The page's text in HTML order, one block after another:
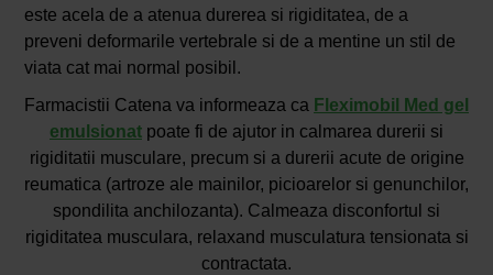
este acela de a atenua durerea si rigiditatea, de a
preveni deformarile vertebrale si de a mentine un stil de
viata cat mai normal posibil.
Farmacistii Catena va informeaza ca Fleximobil Med gel
emulsionat poate fi de ajutor in calmarea durerii si
rigiditatii musculare, precum si a durerii acute de origine
reumatica (artroze ale mainilor, picioarelor si genunchilor,
spondilita anchilozanta). Calmeaza disconfortul si
rigiditatea musculara, relaxand musculatura tensionata si
contractata.